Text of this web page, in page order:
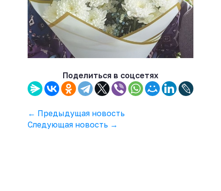
Поделиться в соцсетях
← Предыдущая новость
Следующая новость →